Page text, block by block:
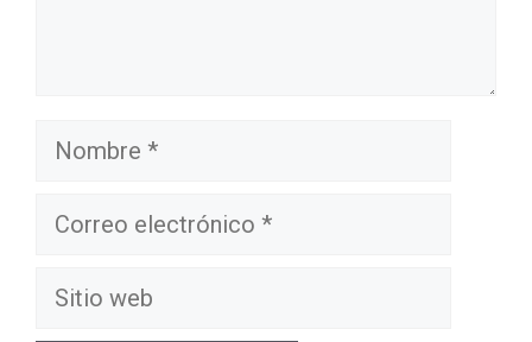
Nombre
Correo
Sitio